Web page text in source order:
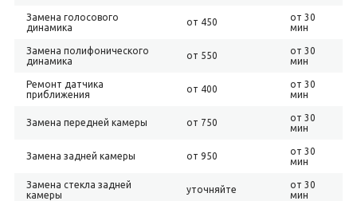
Замена голосового
динамика
от 450
от 30
мин
Замена полифонического
динамика
от 550
от 30
мин
Ремонт датчика
приближения
от 400
от 30
мин
Замена передней камеры от 750
от 30
мин
Замена задней камеры от 950
от 30
мин
Замена стекла задней
камеры
уточняйте
от 30
мин